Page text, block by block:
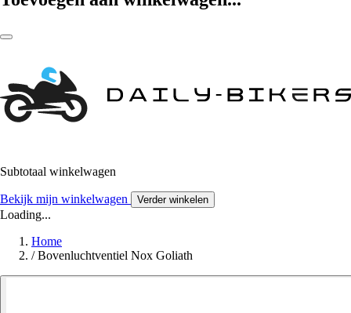
Subtotaal winkelwagen
Bekijk mijn winkelwagen Verder winkelen
Loading...
Home
/ Bovenluchtventiel Nox Goliath